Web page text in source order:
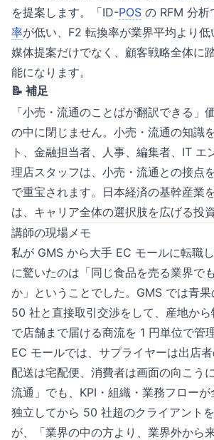
を提案します。「ID-POS の RFM 分析
率が低い、F2 転換率が業界平均より低
媒体提案だけでなく、顧客戦略全体に
能になります。
📝 補足
「小売・流通のことばが翻訳できる」
の中に閉じません。小売・流通の知識
ト、金融担当者、人事、編集者、IT エ
理店スタッフは、小売・流通との接点
で重宝されます。日本経済の基幹産業
は、キャリア全体の選択肢を広げる投資
講師の現場メモ
私が GMS から大手 EC モールに転職
に驚いたのは「同じ食品を売る業界で
か」ということでした。GMS では青
50 社と直接取引交渉をして、産地か
で店舗まで届ける商流を 1 円単位で管
EC モールでは、サプライヤーは出店者
配送は宅配便、消費者は画面の向こう
流通」でも、KPI・組織・業務フローが
独立してから 50 社超のクライアント
が、「業界の中の方より、業界外から